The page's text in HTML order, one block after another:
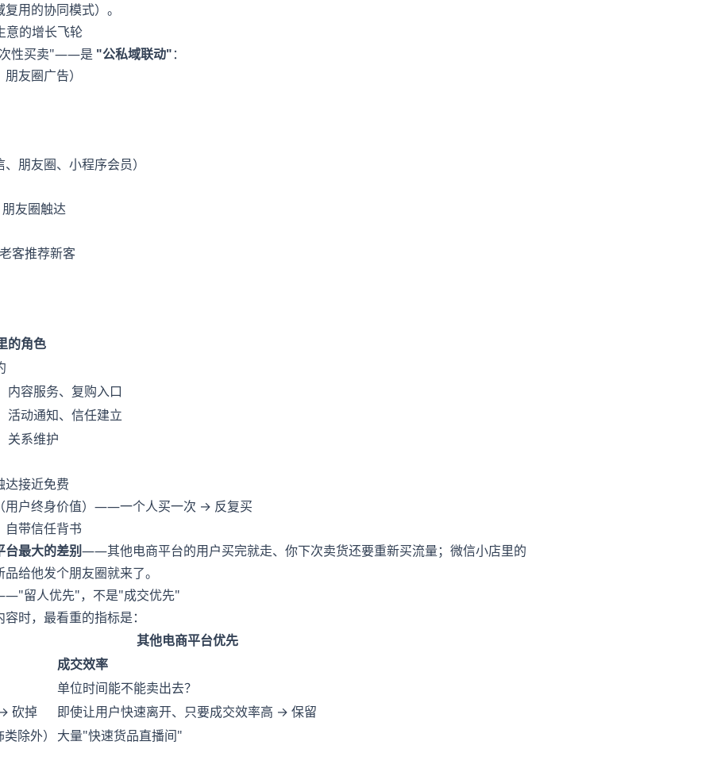
用的协同模式）。
意的增长飞轮
次性买卖"——是 "公私域联动"：
友圈广告）
朋友圈、小程序会员）
友圈触达
客推荐新客
的角色
容服务、复购入口
动通知、信任建立
系维护
接近免费
（用户终身价值）——一个人买一次 → 反复买
带信任背书
最大的差别——其他电商平台的用户买完就走、你下次卖货还要重新买流量；微信小店里的
给他发个朋友圈就来了。
留人优先"，不是"成交优先"
时，最看重的指标是：
其他电商平台优先
成交效率
单位时间能不能卖出去？
砍掉
即使让用户快速离开、只要成交效率高 → 保留
除外）
大量"快速货品直播间"